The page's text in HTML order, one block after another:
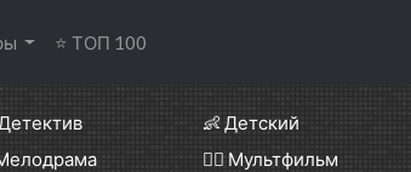
⭐ ТОП 100
👶 Детский
🧚‍♀️ Мультфильм